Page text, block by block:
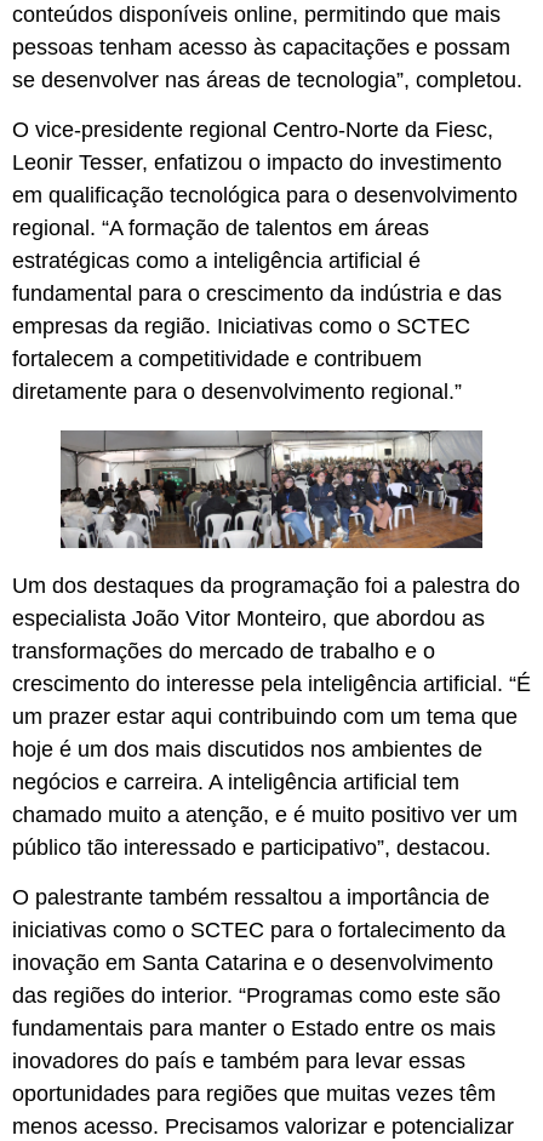
conteúdos disponíveis online, permitindo que mais
pessoas tenham acesso às capacitações e possam
se desenvolver nas áreas de tecnologia”, completou.
O vice-presidente regional Centro-Norte da Fiesc,
Leonir Tesser, enfatizou o impacto do investimento
em qualificação tecnológica para o desenvolvimento
regional. “A formação de talentos em áreas
estratégicas como a inteligência artificial é
fundamental para o crescimento da indústria e das
empresas da região. Iniciativas como o SCTEC
fortalecem a competitividade e contribuem
diretamente para o desenvolvimento regional.”
Um dos destaques da programação foi a palestra do
especialista João Vitor Monteiro, que abordou as
transformações do mercado de trabalho e o
crescimento do interesse pela inteligência artificial. “É
um prazer estar aqui contribuindo com um tema que
hoje é um dos mais discutidos nos ambientes de
negócios e carreira. A inteligência artificial tem
chamado muito a atenção, e é muito positivo ver um
público tão interessado e participativo”, destacou.
O palestrante também ressaltou a importância de
iniciativas como o SCTEC para o fortalecimento da
inovação em Santa Catarina e o desenvolvimento
das regiões do interior. “Programas como este são
fundamentais para manter o Estado entre os mais
inovadores do país e também para levar essas
oportunidades para regiões que muitas vezes têm
menos acesso. Precisamos valorizar e potencializar